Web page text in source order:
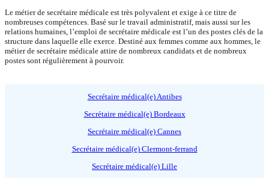
H/F
Le métier de secrétaire médicale est très polyvalent et exige à ce titre de
nombreuses compétences. Basé sur le travail administratif, mais aussi sur les
relations humaines, l’emploi de secrétaire médicale est l’un des postes clés de la
structure dans laquelle elle exerce. Destiné aux femmes comme aux hommes, le
métier de secrétaire médicale attire de nombreux candidats et de nombreux
postes sont régulièrement à pourvoir.
Secrétaire médical(e) Antibes
Secrétaire médical(e) Bordeaux
Secrétaire médical(e) Cannes
Secrétaire médical(e) Clermont-ferrand
Secrétaire médical(e) Lille